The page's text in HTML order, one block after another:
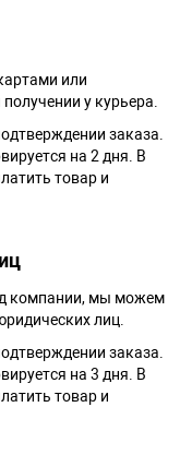
или
у курьера.
заказа.
на 2 дня. В
товар и
компании, мы можем
лиц.
заказа.
на 3 дня. В
товар и